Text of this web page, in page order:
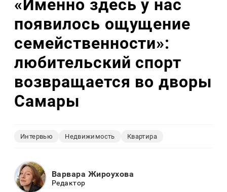
«Именно здесь у нас
появилось ощущение
семейственности»:
любительский спорт
возвращается во дворы
Самары
Интервью Недвижимость Квартира
Варвара Жироухова
Редактор